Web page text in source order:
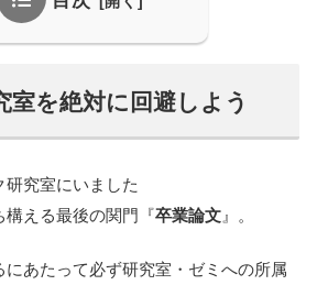
室を絶対に回避しよう
究室にいました
構える最後の関門『卒業論文 』。
あたって必ず研究室・ゼミへの所属